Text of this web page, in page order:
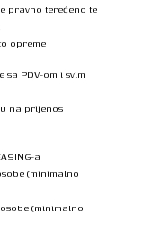
pravno terećeno te
opreme
sa PDV-om i svim
na prijenos
a
(minimalno
(minimalno